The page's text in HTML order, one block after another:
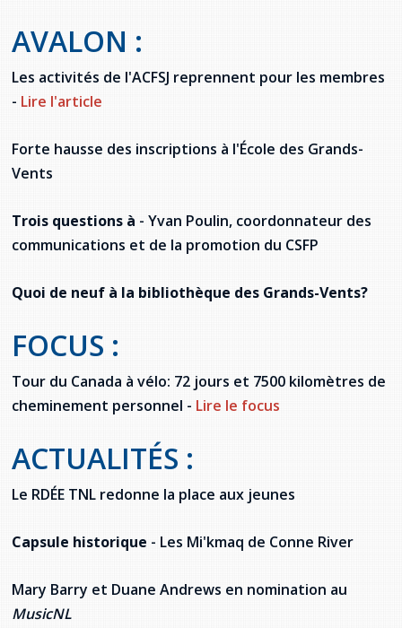
AVALON :
Les activités de l'ACFSJ reprennent pour les membres
- Lire l'article
Forte hausse des inscriptions à l'École des Grands-
Vents
Trois questions à - Yvan Poulin, coordonnateur des
communications et de la promotion du CSFP
Quoi de neuf à la bibliothèque des Grands-Vents?
FOCUS :
Tour du Canada à vélo: 72 jours et 7500 kilomètres de
cheminement personnel - Lire le focus
ACTUALITÉS :
Le RDÉE TNL redonne la place aux jeunes
Capsule historique - Les Mi'kmaq de Conne River
Mary Barry et Duane Andrews en nomination au
MusicNL